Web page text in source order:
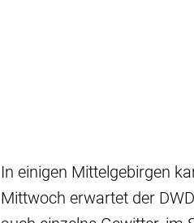
In einigen Mittelgebirgen
Mittwoch erwartet der